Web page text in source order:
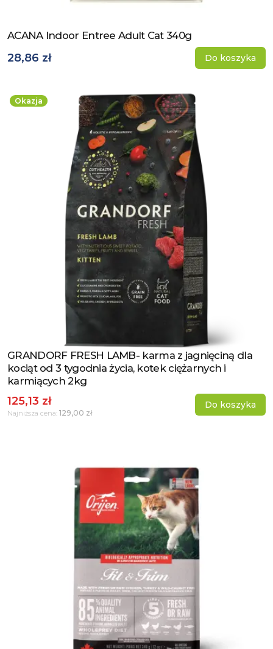
Zobacz produkt
ACANA Indoor Entree Adult Cat 340g
28,86 zł Do koszyka
Okazja
Zobacz produkt
GRANDORF FRESH LAMB- karma z jagnięciną dla
kociąt od 3 tygodnia życia, kotek ciężarnych i
karmiących 2kg
125,13 zł
Najniższa cena: 129,00 zł
Do koszyka